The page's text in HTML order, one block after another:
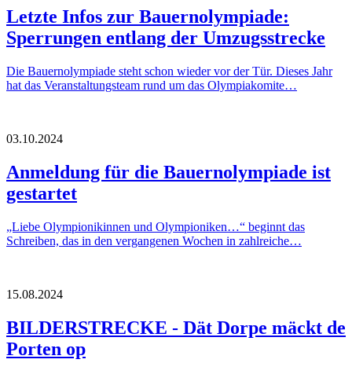
Letzte Infos zur Bauernolympiade:
Sperrungen entlang der Umzugsstrecke
Die Bauernolympiade steht schon wieder vor der Tür. Dieses Jahr
hat das Veranstaltungsteam rund um das Olympiakomite…
03.10.2024
Anmeldung für die Bauernolympiade ist
gestartet
„Liebe Olympionikinnen und Olympioniken…“ beginnt das
Schreiben, das in den vergangenen Wochen in zahlreiche…
15.08.2024
BILDERSTRECKE - Dät Dorpe mäckt de
Porten op